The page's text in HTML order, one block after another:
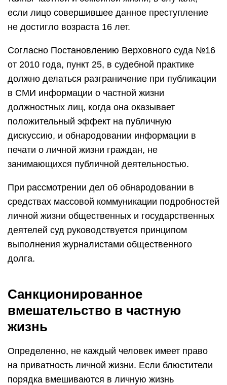
если лицо совершившее данное преступление
не достигло возраста 16 лет.
Согласно Постановлению Верховного суда №16
от 2010 года, пункт 25, в судебной практике
должно делаться разграничение при публикации
в СМИ информации о частной жизни
должностных лиц, когда она оказывает
положительный эффект на публичную
дискуссию, и обнародовании информации в
печати о личной жизни граждан, не
занимающихся публичной деятельностью.
При рассмотрении дел об обнародовании в
средствах массовой коммуникации подробностей
личной жизни общественных и государственных
деятелей суд руководствуется принципом
выполнения журналистами общественного
долга.
Санкционированное
вмешательство в частную
жизнь
Определенно, не каждый человек имеет право
на приватность личной жизни. Если блюстители
порядка вмешиваются в личную жизнь